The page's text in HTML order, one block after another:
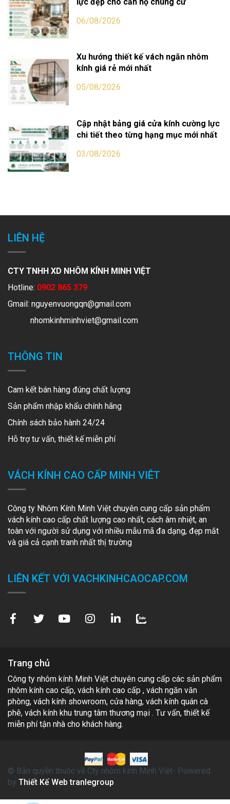
06/08/2026
Xu hướng thiết kế vách ngăn nhôm
kính giá rẻ mới nhất
05/08/2026
Cập nhật bảng giá cửa kính cường lực
chi tiết theo từng hạng mục mới nhất
03/08/2026
Trang chủ
Công ty nhôm kính Minh Việt chuyên cung cấp các sản phẩm
nhôm kính cao cấp, vách kính cao cấp , vách ngăn văn
phòng, vách kính showroom, cửa hàng, vách kính quán cà
phê, vách kính khu trung tâm thương mại . Tư vấn, thiết kế
miễn phí tận nhà cho khách hàng.
LIÊN HỆ
CTY TNHH XD NHÔM KÍNH MINH VIỆT
Hotline: 0902 865 379
Gmail: nguyenvuongqn@gmail.com
nhomkinhminhviet@gmail.com
THÔNG TIN
Cam kết bán hàng đúng chất lượng
Sản phẩm nhập khẩu chính hãng
Chính sách bảo hành 24/24
Hỗ trợ tư vấn, thiết kế miễn phí
VÁCH KÍNH CAO CẤP MINH VIÊT
Công ty Nhôm Kính Minh Việt chuyên cung cấp sản phẩm
vách kính cao cấp chất lượng cao nhất, cách âm nhiệt, an
toàn với người sử dụng với nhiều mẫu mã đa dạng, đẹp mắt
và giá cả cạnh tranh nhất thị trường
LIÊN KẾT VỚI VACHKINHCAOCAP.COM
© Bản quyền thuộc về Cty nhôm kính Minh Việt- Powered
by Thiết Kế Web tranlegroup